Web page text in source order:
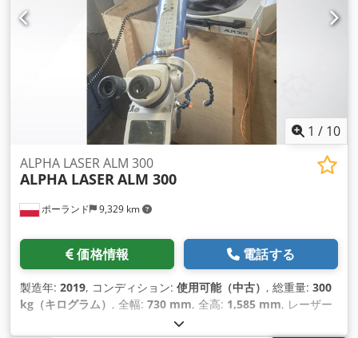
1 / 10
ポーランド 9,329 km
ALPHA LASER ALM 300
ALPHA LASERALM 300
価格情報 電話する
製造年: 2019, コンディション: 使用可能（中古） , 総重量: 300
kg（キログラム） , 全幅: 730 mm, 全高: 1,585 mm, レーザー